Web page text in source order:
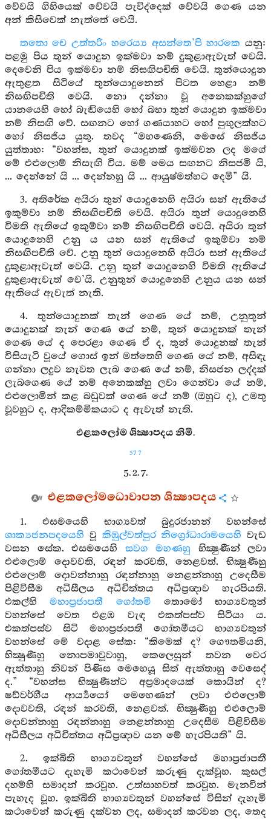
වේවයි ගිහියෙක් වේවයි පැවිද්දෙක් වේවයි ගෙණ යන
අන් කිසිවෙක් නැත්තේ වෙයි.
තතො චෙ උත්තරිං හරෙය්‍ය අසන්තෙ’පි හාරකෙ යනු:
පළමු පිය තුන් යොදුන ඉක්මවා නම් දුකුළාඇවැත් වෙයි.
දෙවෙනි පිය ඉක්මවා නම් නිසඟිපචිති වෙයි. තුන්යොදුන
ඇතුළත සිටියේ තුන්යොදුනෙන් පිටත හෙළා නම්
නිසඟිපචිති වෙයි. නො දන්නා වූ අනෙකක්හුගේ
යානයෙහි හෝ බැඬියෙහි හෝ බහා තුන් යොදුන ඉක්මවා
නම් නිසඟි වේ. සඟනට හෝ ගණයාහට හෝ පුඟුලක්හට
හෝ නිසජිය යුතු. තවද “මහණෙනි, මෙසේ නිසජිය
යුත්තාහ: “වහන්ස, තුන් යොදුනක් ඉක්මවන ලද මගේ
මේ එළුලොම් නිසැඟි විය. මම් මෙය සඟනට නිසජමි යි,
... දෙන්නේ යි ... දෙන්නහු යි ... ආයුෂ්මත්හට දෙමි” යි.
3. අතිරේක අයිරා තුන් යොදුනෙහි අයිරා සන් ඇතියේ
ඉකුම්වා නම් නිසඟිපචිති වෙයි. අයිරා තුන් යොදුනෙහි
විමති ඇතියේ ඉකුම්වා නම් නිසඟිපචිති වෙයි. අයිරා තුන්
යොදුනෙහි උනු ය යන සන් ඇතියේ ඉකුම්වා නම්
නිසඟිපචිති වේ. උනු තුන් යොදුනෙහි අයිරා සන් ඇතියේ
දුකුළාඇවැත් වෙයි. උනු තුන් යොදුනෙහි විමති ඇතියේ
දුකුළාඇවැත් වෙ’යි. උනුතුන් යොදුනෙහි උනුය යන සන්
ඇතියේ ඇවැත් නැති.
4. තුන්යොදුනක් තැන් ගෙණ යේ නම්, උනුතුන්
යොදුනක් තැන් ගෙණ යේ නම්, තුන් යොදුනක් තැන්
ගෙණ යේ ද පෙරළා ගෙණ ඒ ද, තුන් යොදුනක් තැන්
විසියැටි වූයේ ගොස් ඉන් මත්තෙහි ගෙණ යේ නම්, අසිඳැ
ගන්නා ලදුව නැවත ලැබ ගෙණ යේ නම්, නිසජන ලද්දක්
ලැබගෙණ යේ නම් අනෙකක්හු ලවා ගෙන්වා යේ නම්,
එළුලොමින් කළ බඩුවක් ගෙණ යේ නම් (ඔහුට ද), උමතු
වූවහුට ද, ආදිකම්මිකයාට ද ඇවැත් නැති.
එළකලෝම ශික්‍ෂාපදය නිමි.
577
5. 2. 7.
එළකලෝමධොවාපන ශික්‍ෂාපදය
1. එසමයෙහි භාග්‍යවත් බුදුරජානන් වහන්සේ
ශාක්‍යජනපදයෙහි වූ කිඹුල්වත්පුර නිග්‍රෝධාරාමයෙහි වැඩ
වසන සේක. එසමයෙහි සවග මහණහු භික්‍ෂුණීන් ලවා
එළුලොම් දොවවති, රඳන් කරවති, නෙළවත්. භික්‍ෂුණීහු
එළුලොම් දොවන්නාහු රඳන්නාහු නෙළන්නාහු උදෙසීම
පිළිවිසීම අධිසීලය අධිචිත්තය අධිප්‍රඥාව හැරපියති.
එකල්හිමහාප්‍රජාපතී ගෝතමී තොමෝ භාග්‍යවතුන්
වහන්සේ වෙත එළඹ වැඳ එකත්පස්ව සිටියා ය.
එකත්පස්ව සිටි මහාප්‍රජාපතී ගෝතමීයට භාග්‍යවතුන්
වහන්සේ මේ වදාළ සේක: “කිමෙක් ද? ගෞතමියනි,
භික්‍ෂුණීහු නොපමාවූවාහු, කෙලෙසුන් තවන වෙර
ඇත්තාහු නිවන් පිණිස මෙහෙයූ සිත් ඇත්තාහු වෙසෙද්
ද.” “වහන්ස භික්‍ෂුණීන්ට අප්‍රමාදයෙක් කොයින් ද?
ෂඩ්වර්ගීය ආර්‍ය්‍යයෝ මෙහෙණන් ලවා එළුලොම්
දොවවති, රඳන් කරවති, නෙළවත්. භික්‍ෂුණීහු එළුලොම්
දොවන්නාහු රඳන්නාහු නෙළන්නාහු උදෙසීම පිළිවිසීම
අධිසීලය අධිචිත්තය අධිප්‍රඥාව යන මේ හැරපියති” යි.
2. ඉක්බිති භාග්‍යවතුන් වහන්සේ මහාප්‍රජාපතී
ගෝතමීයට දැහැමි කථාවෙන් කරුණු දැක්වූහ. කුසල්
දහම්හි සමාදන් කරවූහ. උත්සාහවත් කරවූහ. මැනවින්
පැහැද වූහ. ඉක්බිති භාග්‍යවතුන් වහන්සේ විසින් දැහැමි
කථාවෙන් කරුණු දක්වන ලද, සමාදන් කරවන ලද, තෙද